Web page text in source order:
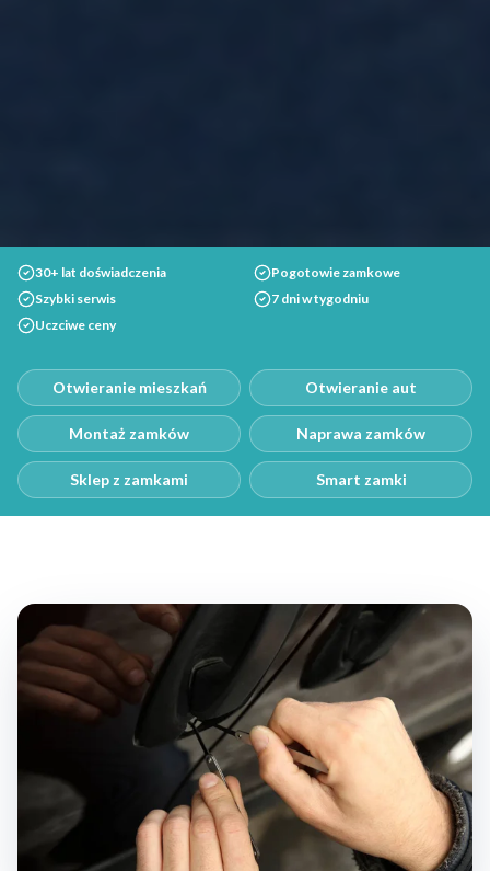
30+ lat doświadczenia
Pogotowie zamkowe
Szybki serwis
7 dni w tygodniu
Uczciwe ceny
Otwieranie mieszkań Otwieranie aut
Montaż zamków Naprawa zamków
Sklep z zamkami Smart zamki